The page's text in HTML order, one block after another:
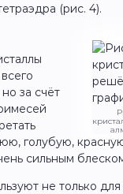
(рис. 4).
за счёт
голубую,
сильным
не только для